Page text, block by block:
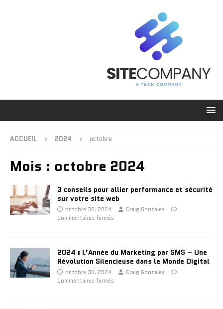
ACCUEIL 2024 octobre
Mois : octobre 2024
3 conseils pour allier performance et sécurité
sur votre site web
octobre 30, 2024
Craig Gonzales
Commentaires fermés
2024 : L’Année du Marketing par SMS – Une
Révolution Silencieuse dans le Monde Digital
octobre 30, 2024
Craig Gonzales
Commentaires fermés